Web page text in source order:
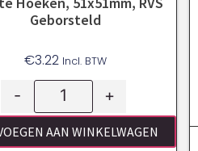
Geborsteld
€3.22 Incl. BTW
- +
AAN WINKELWAGEN